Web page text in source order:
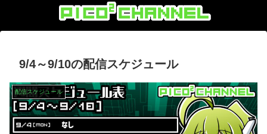
9/4～9/10の配信スケジュール
配信スケジュール